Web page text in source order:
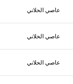
عاصي الحلاني
عاصي الحلاني
عاصي الحلاني